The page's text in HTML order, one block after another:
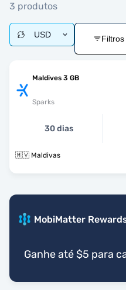
3 produtos
USD Filtros
Maldives 3 GB
Sparks
30 dias
🇲🇻 Maldivas
MobiMatter
Ganhe até $5 para